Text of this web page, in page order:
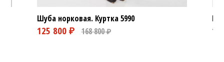
Шуба норковая. Куртка5990